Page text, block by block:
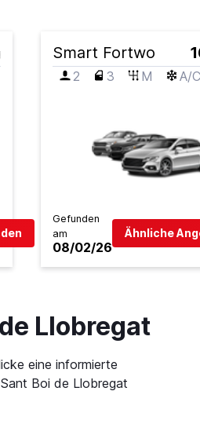
Smart Fortwo
2
3 M A/C
Gefunden
am
08/02/26
Ähnliche
Llobregat
eine informierte
Boi de Llobregat